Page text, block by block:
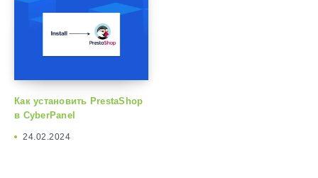
Как установить PrestaShop
в CyberPanel
24.02.2024